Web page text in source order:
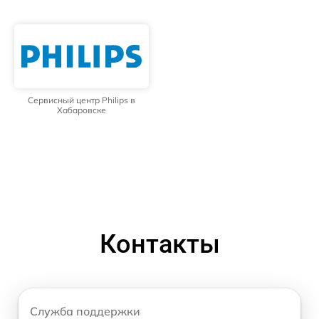
Сервисный центр Philips в
Хабаровске
Контакты
Служба поддержки